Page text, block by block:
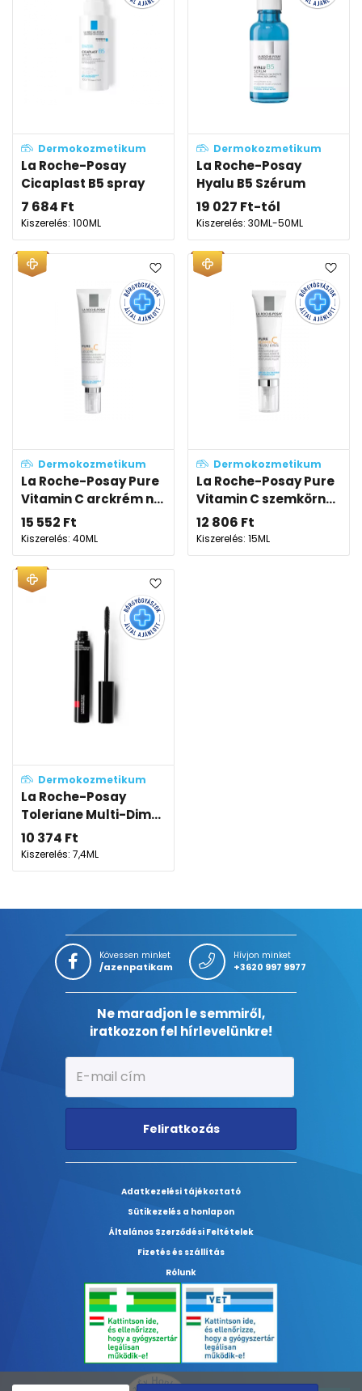
Dermokozmetikum
La Roche-Posay
Cicaplast B5 spray
7 684 Ft
Kiszerelés: 100ML
Dermokozmetikum
La Roche-Posay
Hyalu B5 Szérum
19 027 Ft-tól
Kiszerelés: 30ML-50ML
Dermokozmetikum
La Roche-Posay Pure
Vitamin C arckrém n...
15 552 Ft
Kiszerelés: 40ML
Dermokozmetikum
La Roche-Posay Pure
Vitamin C szemkörn...
12 806 Ft
Kiszerelés: 15ML
Dermokozmetikum
La Roche-Posay
Toleriane Multi-Dim...
10 374 Ft
Kiszerelés: 7,4ML
Kövessen minket
/azenpatikam
Hívjon minket
+3620 997 9977
Ne maradjon le semmiről,
iratkozzon fel hírlevelünkre!
Feliratkozás
Adatkezelési tájékoztató
Sütikezelés a honlapon
Általános Szerződési Feltételek
Fizetés és szállítás
Rólunk